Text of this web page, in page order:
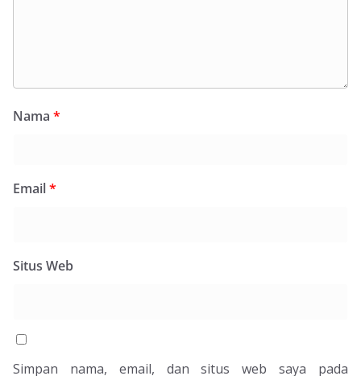
Nama *
Email*
Situs Web
Simpan nama, email, dan situs web saya pada